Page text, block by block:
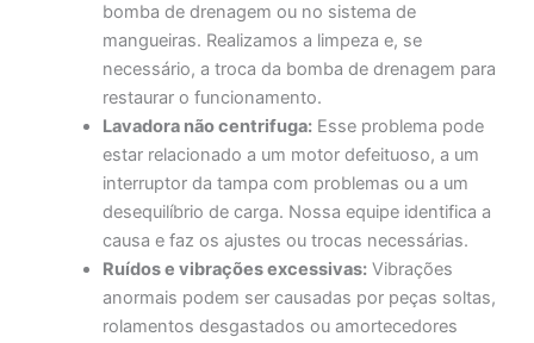
bomba de drenagem ou no sistema de
mangueiras. Realizamos a limpeza e, se
necessário, a troca da bomba de drenagem para
restaurar o funcionamento.
Lavadora não centrifuga: Esse problema pode
estar relacionado a um motor defeituoso, a um
interruptor da tampa com problemas ou a um
desequilíbrio de carga. Nossa equipe identifica a
causa e faz os ajustes ou trocas necessárias.
Ruídos e vibrações excessivas: Vibrações
anormais podem ser causadas por peças soltas,
rolamentos desgastados ou amortecedores